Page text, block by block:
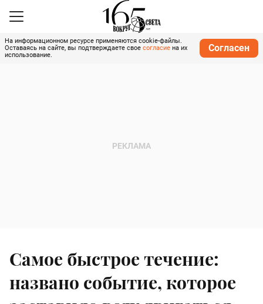
На информационном ресурсе применяются cookie-файлы.
Оставаясь на сайте, вы подтверждаете свое согласие на их
использование.
Согласен
Самое быстрое течение:
названо событие, которое